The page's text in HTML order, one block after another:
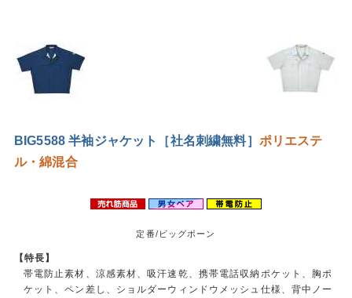
BIG5588 半袖ジャケット［社名刺繍無料］ ポリエステ
ル・綿混合
定番/ビッグボーン
【特長】
帯電防止素材、涼感素材、吸汗速乾、携帯電話収納ポケット、胸ポ
ケット、ペン差し、ショルダーウィンドウメッシュ仕様、背中ノー